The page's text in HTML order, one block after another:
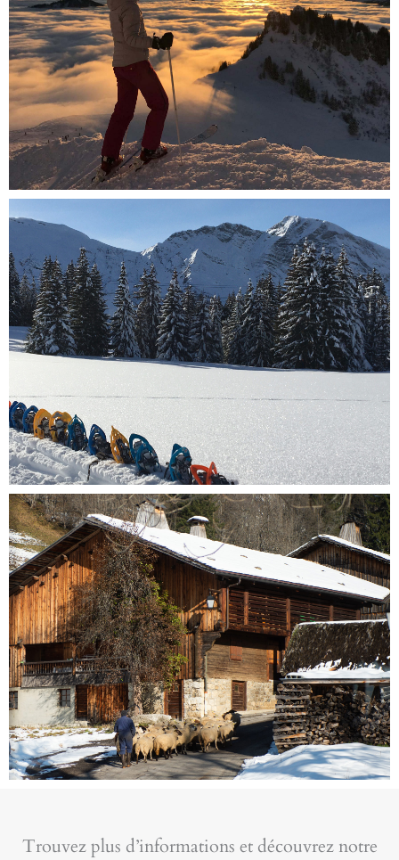
Trouvez plus d’informations et découvrez notre